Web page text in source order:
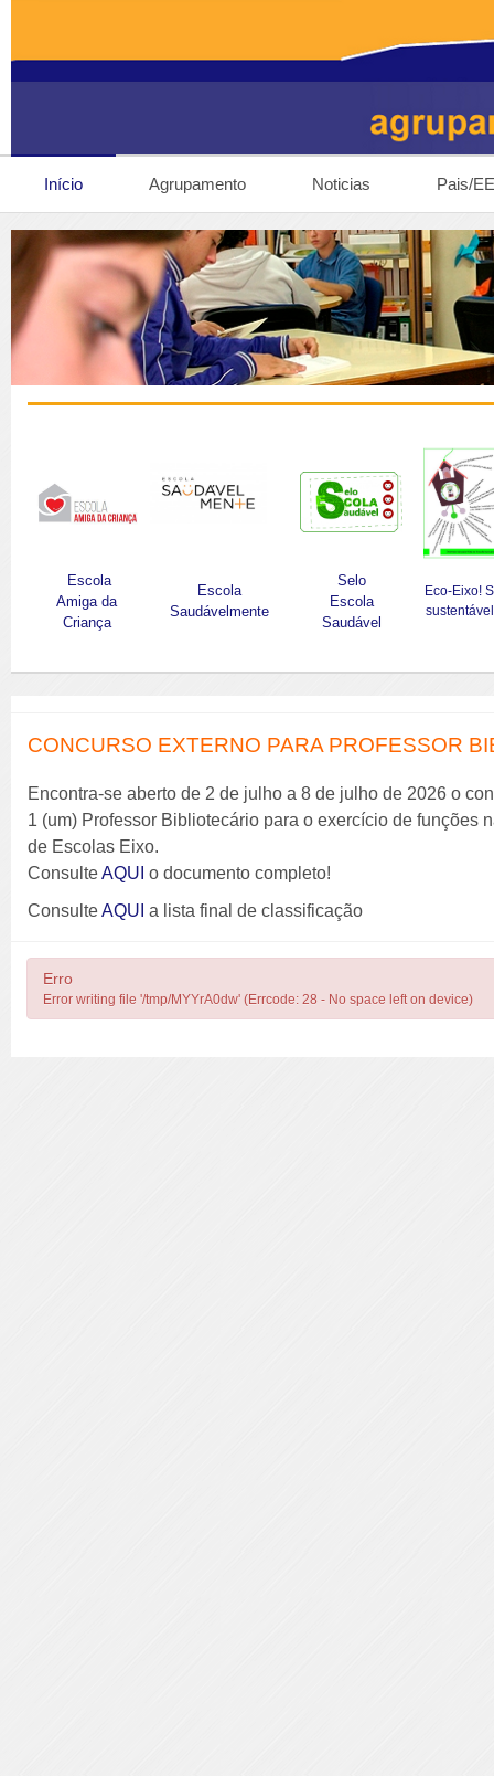
Início Agrupamento Noticias Pais/EE
Escola
Amiga da
Criança
Escola
Saudávelmente
Selo
Escola
Saudável
Eco-Eixo!
CONCURSO EXTERNO PARA PROFESSOR
Encontra-se aberto de 2 de julho a 8 de julho de 2026 o
1 (um) Professor Bibliotecário para o exercício de funções
de Escolas Eixo.
ConsulteAQUI o documento completo!
ConsulteAQUI a lista final de classificação
Erro
Error writing file '/tmp/MYYrA0dw' (Errcode: 28 - No space left on device)